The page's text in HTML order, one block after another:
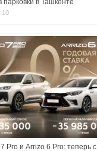
Pro и Arrizo 6 Pro: теперь с